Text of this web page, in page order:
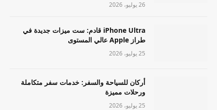
26 يوليو، 2026
iPhone Ultra قادم: ست ميزات جديدة في
طراز Apple عالي المستوى
25 يوليو، 2026
أركان للسياحة والسفر: خدمات سفر متكاملة
ورحلات مميزة
25 يوليو، 2026